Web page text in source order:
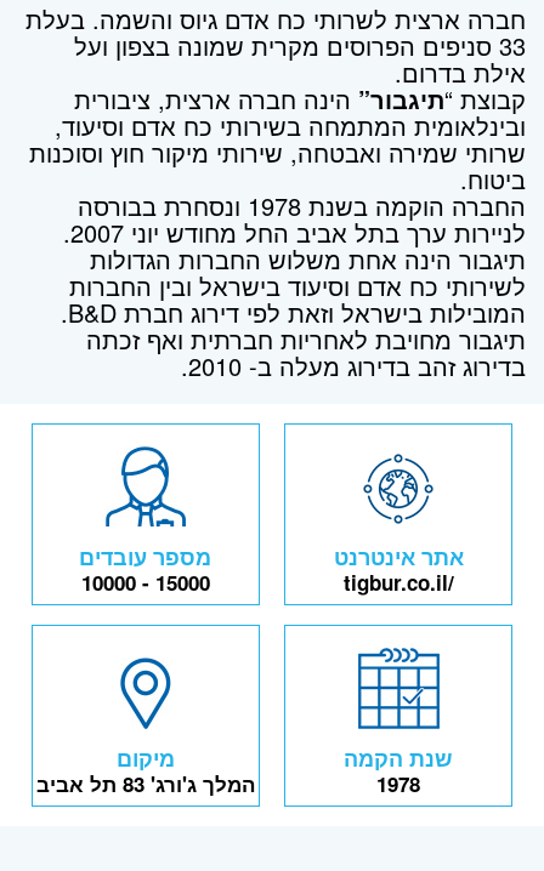
חברה ארצית לשרותי כח אדם גיוס והשמה. בעלת
33 סניפים הפרוסים מקרית שמונה בצפון ועל
אילת בדרום.
קבוצת “תיגבור” הינה חברה ארצית, ציבורית
ובינלאומית המתמחה בשירותי כח אדם וסיעוד,
שרותי שמירה ואבטחה, שירותי מיקור חוץ וסוכנות
ביטוח.
החברה הוקמה בשנת 1978 ונסחרת בבורסה
לניירות ערך בתל אביב החל מחודש יוני 2007.
תיגבור הינה אחת משלוש החברות הגדולות
לשירותי כח אדם וסיעוד בישראל ובין החברות
המובילות בישראל וזאת לפי דירוג חברת B&D.
תיגבור מחויבת לאחריות חברתית ואף זכתה
בדירוג זהב בדירוג מעלה ב- 2010.
אתר אינטרנט
tigbur.co.il/
מספר עובדים
10000 - 15000
שנת הקמה
1978
מיקום
המלך ג'ורג' 83 תל אביב